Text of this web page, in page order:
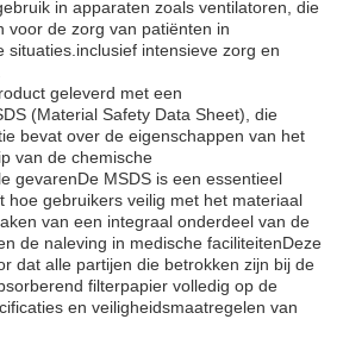
in apparaten zoals ventilatoren, die
voor de zorg van patiënten in
situaties.inclusief intensieve zorg en
geleverd met een
(Material Safety Data Sheet), die
bevat over de eigenschappen van het
van de chemische
gevarenDe MSDS is een essentieel
hoe gebruikers veilig met het materiaal
van een integraal onderdeel van de
de naleving in medische faciliteitenDeze
dat alle partijen die betrokken zijn bij de
filterpapier volledig op de
en veiligheidsmaatregelen van